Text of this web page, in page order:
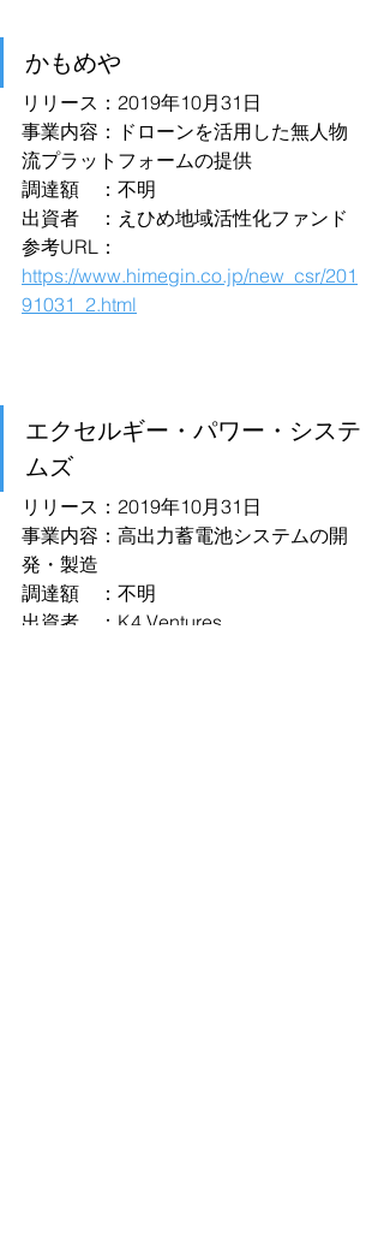
かもめや
リリース：2019年10月31日
事業内容：ドローンを活用した無人物
流プラットフォームの提供
調達額　：不明
出資者　：えひめ地域活性化ファンド
参考URL：
https://www.himegin.co.jp/new_csr/201
91031_2.html
エクセルギー・パワー・システ
ムズ
リリース：2019年10月31日
事業内容：高出力蓄電池システムの開
発・製造
調達額　：不明
出資者　：K4 Ventures